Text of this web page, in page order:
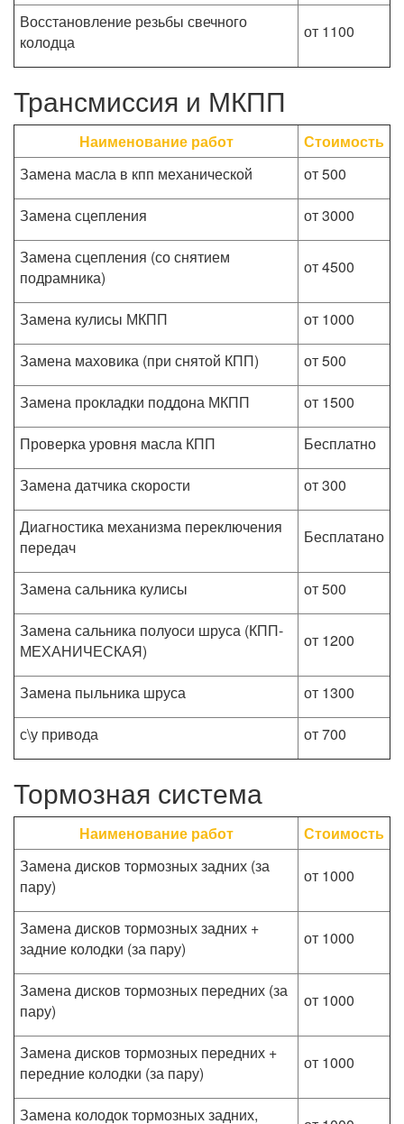
Восстановление резьбы свечного
колодца
от 1100
Трансмиссия и МКПП
Наименование работ
Стоимость
Замена масла в кпп механической
от 500
Замена сцепления
от 3000
Замена сцепления (со снятием
подрамника)
от 4500
Замена кулисы МКПП
от 1000
Замена маховика (при снятой КПП)
от 500
Замена прокладки поддона МКПП
от 1500
Проверка уровня масла КПП
Бесплатно
Замена датчика скорости
от 300
Диагностика механизма переключения
передач
Бесплатaно
Замена сальника кулисы
от 500
Замена сальника полуоси шруса (КПП-
МЕХАНИЧЕСКАЯ)
от 1200
Замена пыльника шруса
от 1300
с\у привода
от 700
Тормозная система
Наименование работ
Стоимость
Замена дисков тормозных задних (за
пару)
от 1000
Замена дисков тормозных задних +
задние колодки (за пару)
от 1000
Замена дисков тормозных передних (за
пару)
от 1000
Замена дисков тормозных передних +
передние колодки (за пару)
от 1000
Замена колодок тормозных задних,